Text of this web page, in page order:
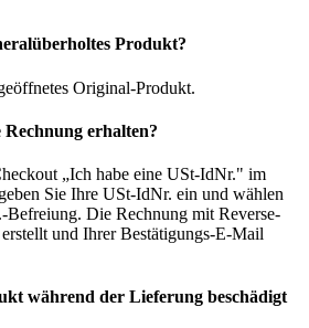
Produkt?
Original-Produkt.
erhalten?
„Ich habe eine USt-IdNr." im
Sie Ihre USt-IdNr. ein und wählen
Die Rechnung mit Reverse-
und Ihrer Bestätigungs-E-Mail
während der Lieferung beschädigt